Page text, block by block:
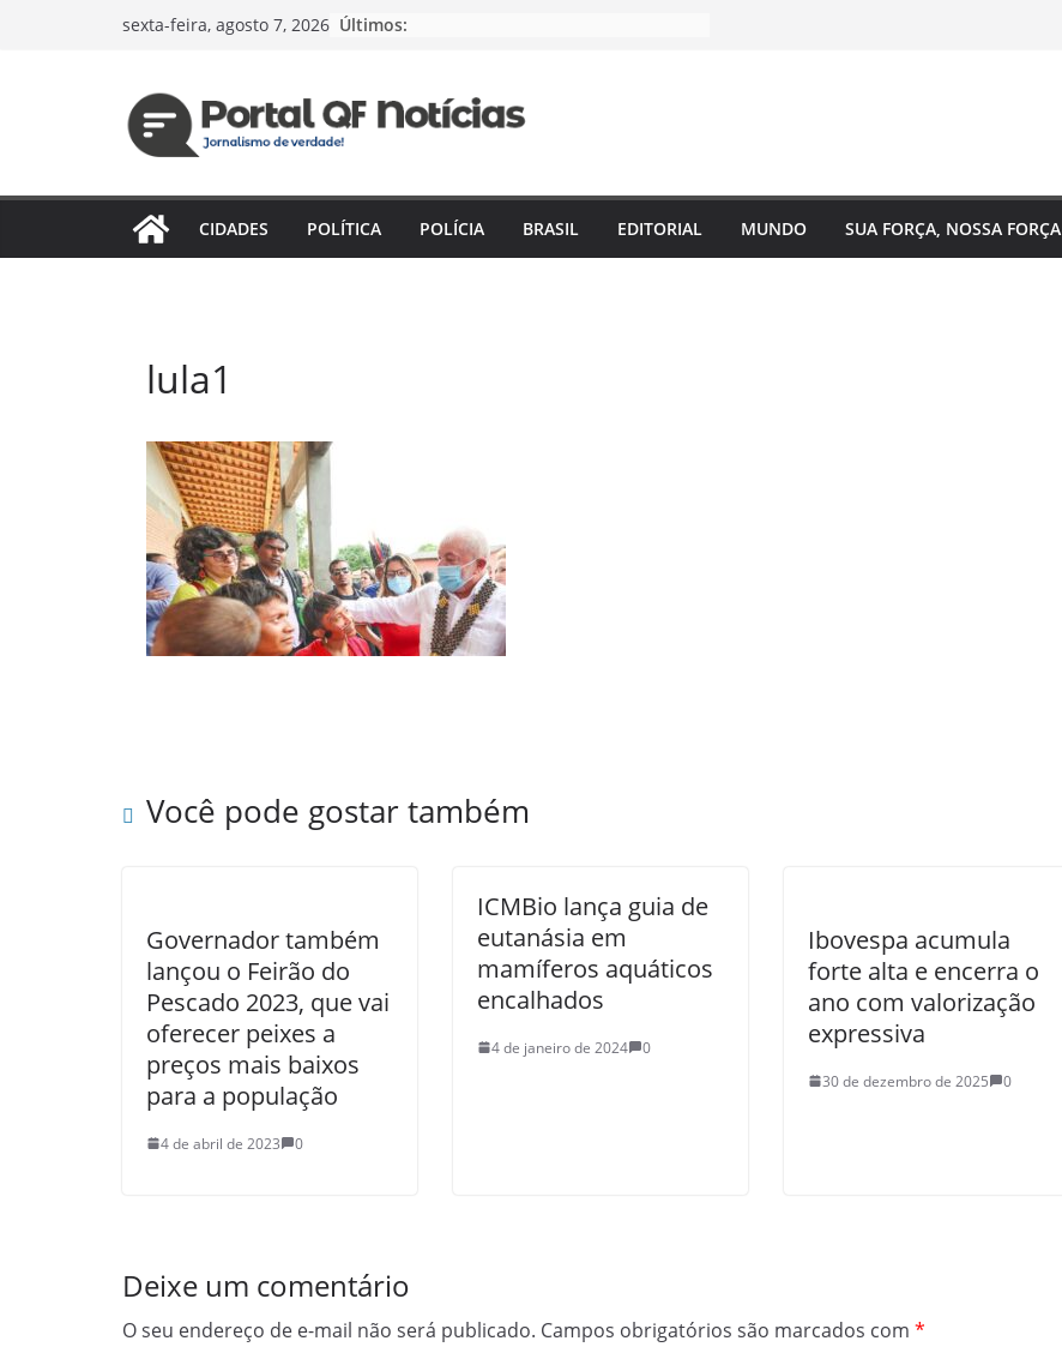
sexta-feira, agosto 7, 2026 Últimos:
CIDADES POLÍTICA POLÍCIA BRASIL EDITORIAL MUNDO SUA FORÇA, NOSSA FORÇA
lula1
Você pode gostar também
Governador também
lançou o Feirão do
Pescado 2023, que vai
oferecer peixes a
preços mais baixos
para a população
4 de abril de 2023 0
ICMBio lança guia de
eutanásia em
mamíferos aquáticos
encalhados
4 de janeiro de 2024 0
Ibovespa acumula
forte alta e encerra o
ano com valorização
expressiva
30 de dezembro de 2025 0
Deixe um comentário
O seu endereço de e-mail não será publicado. Campos obrigatórios são marcados com *